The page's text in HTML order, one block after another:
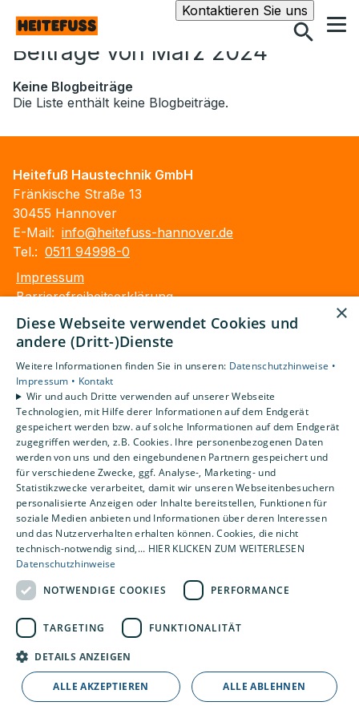
Kontaktieren Sie unsSuche
Beiträge von März 2024
Keine Blogbeiträge
Die Liste enthält keine Blogbeiträge.
Heitefuß Haustechnik GmbH
Fränkische Straße 13
30455 Hannover
E-Mail: info@heitefuss-hannover.de
Tel.: 0511 94998-0
Impressum
Barrierefreiheitserklärung
Datenschutzerklärung
AGB
Unsere Bereiche
Privatkunden
Gewerbekunden
Karriere
Unternehmen
Kontakt
×
Diese Webseite verwendet Cookies und
andere (Dritt-)Dienste
Weitere Informationen finden Sie in unseren: Datenschutzhinweise •
Impressum • Kontakt
Wir und auch Dritte verwenden auf unserer Webseite
Technologien, mit Hilfe derer Informationen auf dem Endgerät
gespeichert werden bzw. auf solche Informationen auf dem Endgerät
zugegriffen werden, z.B. Cookies. Ihre personenbezogenen Daten
werden von uns und den eingebundenen Partnern gespeichert und
für verschiedene Zwecke, ggf. Analyse-, Marketing- und
Statistikzwecke verarbeitet, damit wir unseren Webseitenbesuchern
personalisierte Anzeigen oder Inhalte bereitstellen, Funktionen für
soziale Medien anbieten und Informationen über deren Interessen
und das Nutzerverhalten erhalten können. Cookies, die nicht
technisch-notwendig sind,... HIER KLICKEN ZUM WEITERLESEN
Datenschutzhinweise
NOTWENDIGE COOKIES
PERFORMANCE
TARGETING FUNKTIONALITÄT
DETAILS ANZEIGEN
ALLE AKZEPTIEREN ALLE ABLEHNEN